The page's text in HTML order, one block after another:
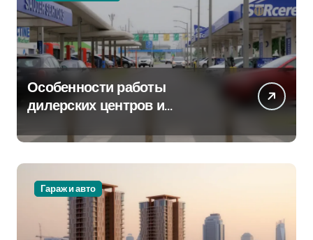
Особенности работы
дилерских центров и
крупных проспектах
Гараж и авто